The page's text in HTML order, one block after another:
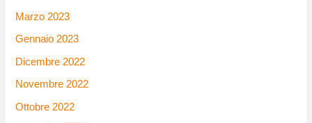
Marzo 2023
Gennaio 2023
Dicembre 2022
Novembre 2022
Ottobre 2022